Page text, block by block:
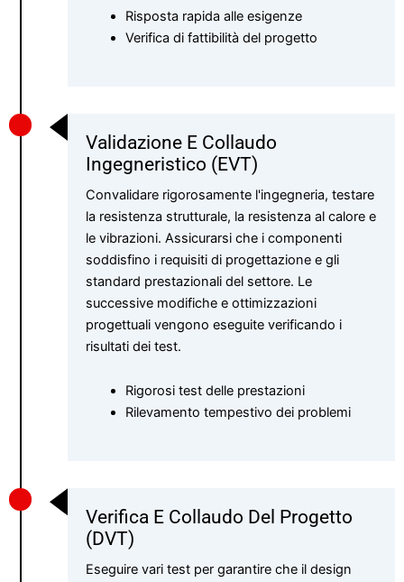
Risposta rapida alle esigenze
Verifica di fattibilità del progetto
Validazione E Collaudo
Ingegneristico (EVT)
Convalidare rigorosamente l'ingegneria, testare
la resistenza strutturale, la resistenza al calore e
le vibrazioni. Assicurarsi che i componenti
soddisfino i requisiti di progettazione e gli
standard prestazionali del settore. Le
successive modifiche e ottimizzazioni
progettuali vengono eseguite verificando i
risultati dei test.
Rigorosi test delle prestazioni
Rilevamento tempestivo dei problemi
Verifica E Collaudo Del Progetto
(DVT)
Eseguire vari test per garantire che il design